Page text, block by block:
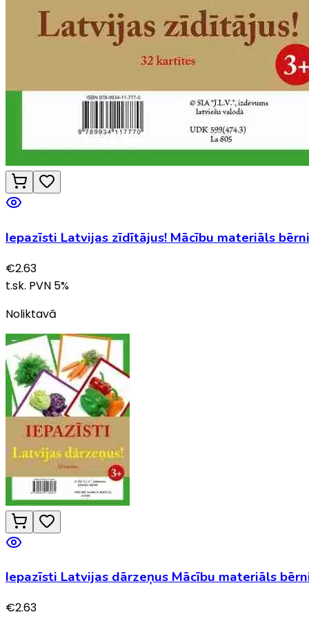
Iepazīsti Latvijas zīdītājus! Mācību materiāls
€2.63
t.sk. PVN 5%
Noliktavā
Iepazīsti Latvijas dārzeņus Mācību materiāls
€2.63